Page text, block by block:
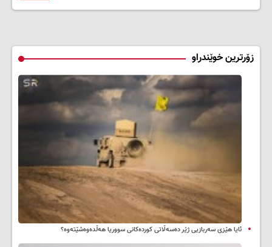
زۆرترین خوێندراو
ئایا هێزی سەربازیی ژێر دەسەڵاتی کوردەکانی سووریا هەڵدەوەشێتەوە؟